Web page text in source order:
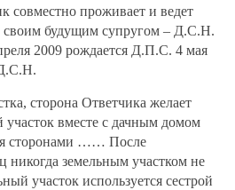
совместно проживает и ведет
своим будущим супругом – Д.С.Н.
2009 рождается Д.П.С. 4 мая
Д.С.Н.
сторона Ответчика желает
участок вместе с дачным домом
сторонами …… После
никогда земельным участком не
участок используется сестрой